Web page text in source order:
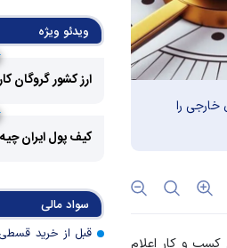
خارجی را
کسب و کار اعلام
رالی وال‌استریت،
جهان با
پروژه‌ها در اولویت
اولویت‌های
اقتصاد جنگی
ویدئو ویژه
ارز کشور گروگان
کیف پول ایران
سواد مالی